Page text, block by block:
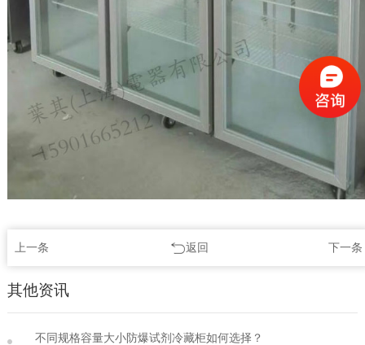
上一条 返回 下一条
其他资讯
不同规格容量大小防爆试剂冷藏柜如何选择？